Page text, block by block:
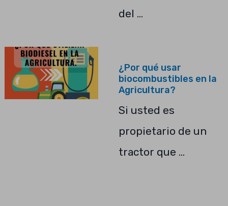
del …
¿Por qué usar
biocombustibles en la
Agricultura?
Si usted es
propietario de un
tractor que …